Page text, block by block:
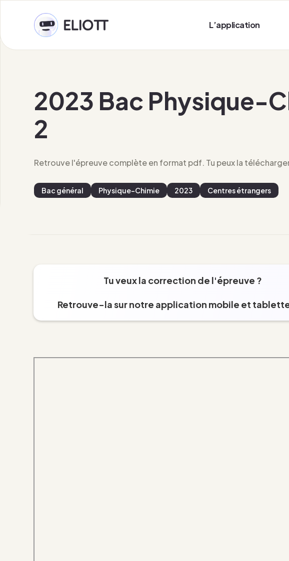
L’application
2023 Bac Physique-
2
Retrouve l'épreuve complète en format pdf. Tu peux la
Bac général Physique-Chimie 2023 Centres étrangers
Tu veux la correction de l'épreuve ?
Retrouve-la sur notre application mobile et